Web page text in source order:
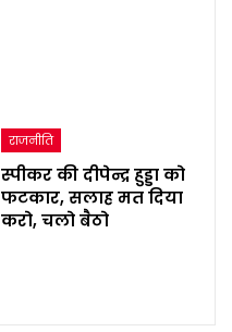
राजनीति
स्पीकर की दीपेन्द्र हुड्डा को
फटकार, सलाह मत दिया
करो, चलो बैठो